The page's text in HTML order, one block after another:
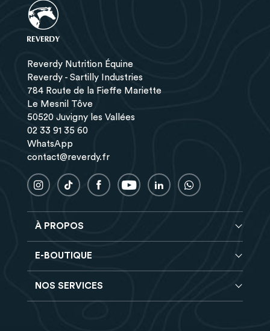
Reverdy Nutrition Équine
Reverdy - Sartilly Industries
784 Route de la Fieffe Mariette
Le Mesnil Tôve
50520 Juvigny les Vallées
02 33 91 35 60
WhatsApp
contact@reverdy.fr
À PROPOS
Conseils nutrition
E-BOUTIQUE
Aliments complets
NOS SERVICES